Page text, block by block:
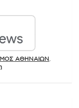
ΑΘΗΝΑΙΩΝ